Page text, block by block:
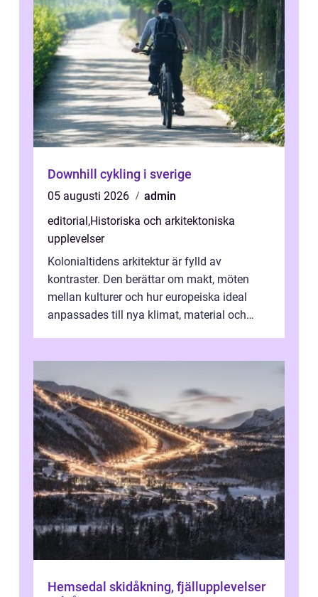
Downhill cykling i sverige
05 augusti 2026
admin
editorial,Historiska och arkitektoniska
upplevelser
Kolonialtidens arkitektur är fylld av
kontraster. Den berättar om makt, möten
mellan kulturer och hur europeiska ideal
anpassades till nya klimat, material och
Hemsedal skidåkning, fjällupplevelser